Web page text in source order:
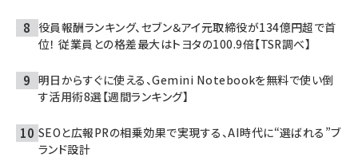
役員報酬ランキング、セブン＆アイ元取締役が134億円超で首
位！ 従業員との格差最大はトヨタの100.9倍【TSR調べ】
明日からすぐに使える、Gemini Notebookを無料で使い倒
す活用術8選【週間ランキング】
SEOと広報PRの相乗効果で実現する、AI時代に“選ばれる”ブ
ランド設計